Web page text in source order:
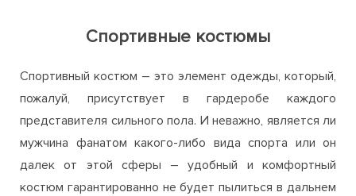
Спортивные костюмы
Спортивный костюм – это элемент одежды, который,
пожалуй, присутствует в гардеробе каждого
представителя сильного пола. И неважно, является ли
мужчина фанатом какого-либо вида спорта или он
далек от этой сферы – удобный и комфортный
костюм гарантированно не будет пылиться в дальнем